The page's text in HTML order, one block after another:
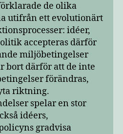
de olika
utifrån ett evolutionärt
idéer,
accepteras därför
miljöbetingelser
bort därför att de inte
förändras,
riktning.
spelar en stor
idéers,
gradvisa